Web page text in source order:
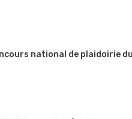
national de plaidoirie du